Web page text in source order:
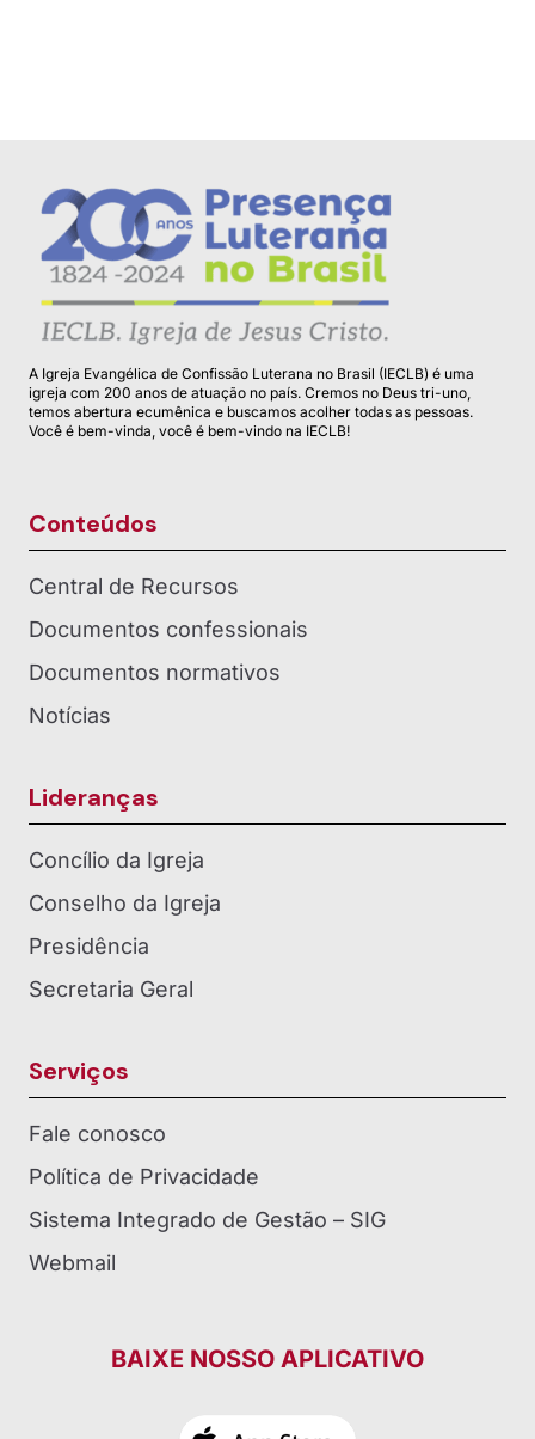
A Igreja Evangélica de Confissão Luterana no Brasil (IECLB) é uma
igreja com 200 anos de atuação no país. Cremos no Deus tri-uno,
temos abertura ecumênica e buscamos acolher todas as pessoas.
Você é bem-vinda, você é bem-vindo na IECLB!
Conteúdos
Central de Recursos
Documentos confessionais
Documentos normativos
Notícias
Lideranças
Concílio da Igreja
Conselho da Igreja
Presidência
Secretaria Geral
Serviços
Fale conosco
Política de Privacidade
Sistema Integrado de Gestão – SIG
Webmail
BAIXE NOSSO APLICATIVO